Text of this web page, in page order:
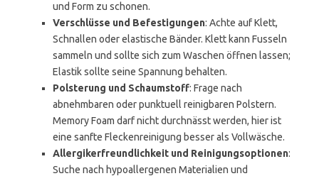
und Form zu schonen.
Verschlüsse und Befestigungen: Achte auf Klett,
Schnallen oder elastische Bänder. Klett kann Fusseln
sammeln und sollte sich zum Waschen öffnen lassen;
Elastik sollte seine Spannung behalten.
Polsterung und Schaumstoff: Frage nach
abnehmbaren oder punktuell reinigbaren Polstern.
Memory Foam darf nicht durchnässt werden, hier ist
eine sanfte Fleckenreinigung besser als Vollwäsche.
Allergikerfreundlichkeit und Reinigungsoptionen:
Suche nach hypoallergenen Materialien und